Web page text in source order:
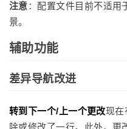
注意：配置文件目前不适用
景。
辅助功能
差异导航改进
转到下一个/上一个更改现在
除或修改了一行。此外，更